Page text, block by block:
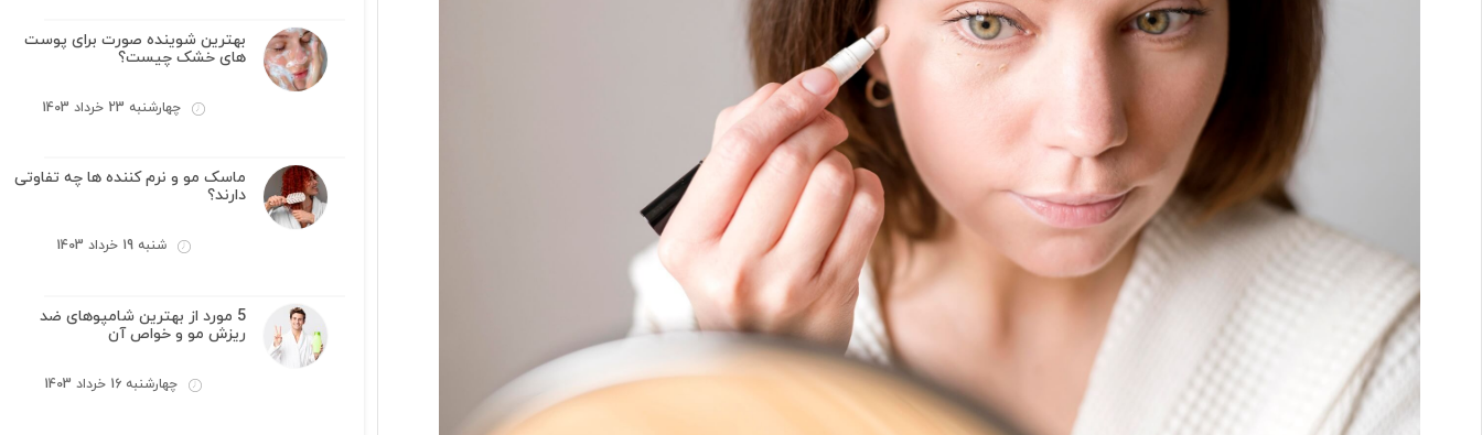
بهترین شوینده صورت برای پوست
های خشک چیست؟
چهارشنبه 23 خرداد 1403
ماسک مو و نرم کننده ها چه تفاوتی
دارند؟
شنبه 19 خرداد 1403
5 مورد از بهترین شامپوهای ضد
ریزش مو و خواص آن
چهارشنبه 16 خرداد 1403